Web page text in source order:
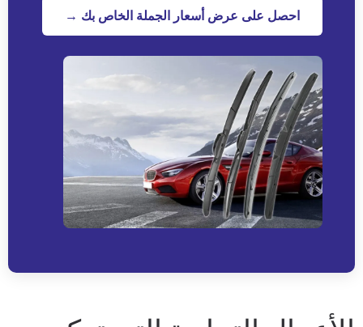
احصل على عرض أسعار الجملة الخاص بك →